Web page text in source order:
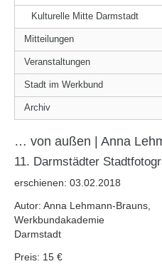
Kulturelle Mitte Darmstadt
Mitteilungen
Veranstaltungen
Stadt im Werkbund
Archiv
… von außen | Anna
11. Darmstädter
erschienen: 03.02.2018
Autor: Anna Lehmann-Brauns,
Werkbundakademie
Darmstadt
Preis: 15 €